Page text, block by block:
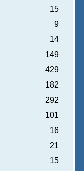
15
9
14
149
429
182
292
101
16
21
15